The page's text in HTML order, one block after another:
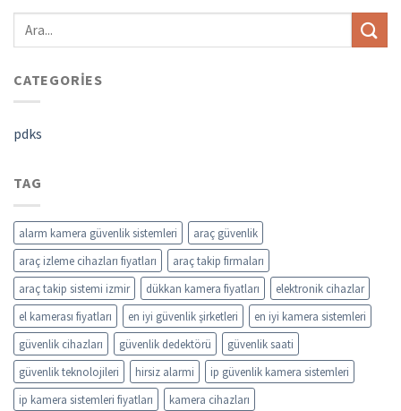
CATEGORIES
pdks
TAG
alarm kamera güvenlik sistemleri
araç güvenlik
araç izleme cihazları fiyatları
araç takip firmaları
araç takip sistemi izmir
dükkan kamera fiyatları
elektronik cihazlar
el kamerası fiyatları
en iyi güvenlik şirketleri
en iyi kamera sistemleri
güvenlik cihazları
güvenlik dedektörü
güvenlik saati
güvenlik teknolojileri
hirsiz alarmi
ip güvenlik kamera sistemleri
ip kamera sistemleri fiyatları
kamera cihazları